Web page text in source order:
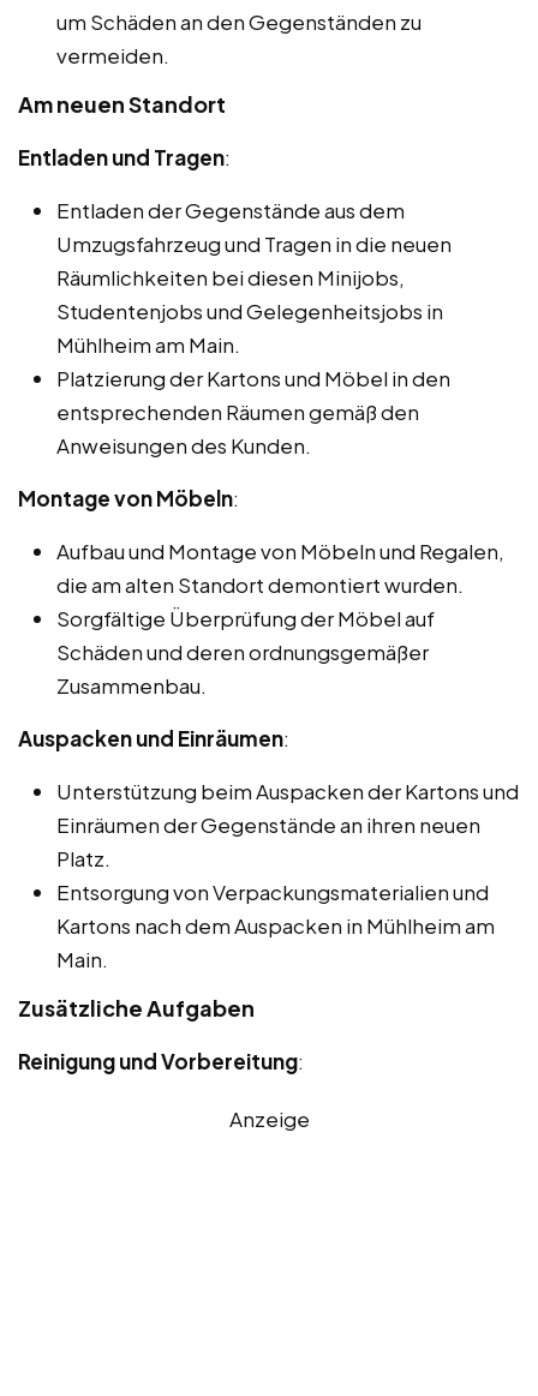
um Schäden an den Gegenständen zu
vermeiden.
Am neuen Standort
Entladen und Tragen:
Entladen der Gegenstände aus dem
Umzugsfahrzeug und Tragen in die neuen
Räumlichkeiten bei diesen Minijobs,
Studentenjobs und Gelegenheitsjobs in
Mühlheim am Main.
Platzierung der Kartons und Möbel in den
entsprechenden Räumen gemäß den
Anweisungen des Kunden.
Montage von Möbeln:
Aufbau und Montage von Möbeln und Regalen,
die am alten Standort demontiert wurden.
Sorgfältige Überprüfung der Möbel auf
Schäden und deren ordnungsgemäßer
Zusammenbau.
Auspacken und Einräumen:
Unterstützung beim Auspacken der Kartons und
Einräumen der Gegenstände an ihren neuen
Platz.
Entsorgung von Verpackungsmaterialien und
Kartons nach dem Auspacken in Mühlheim am
Main.
Zusätzliche Aufgaben
Reinigung und Vorbereitung:
Anzeige